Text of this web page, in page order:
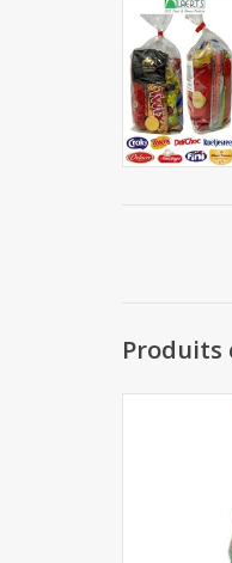
Produits
Sachet de